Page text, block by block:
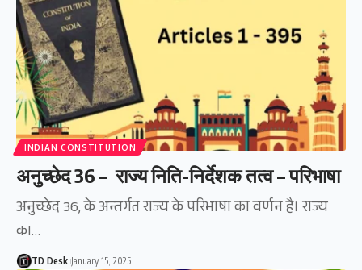
INDIAN CONSTITUTION
अनुच्छेद 36 – राज्य निति-निर्देशक तत्व – परिभाषा
अनुच्छेद 36, के अन्तर्गत राज्य के परिभाषा का वर्णन है। राज्य
का…
TD Desk January 15, 2025